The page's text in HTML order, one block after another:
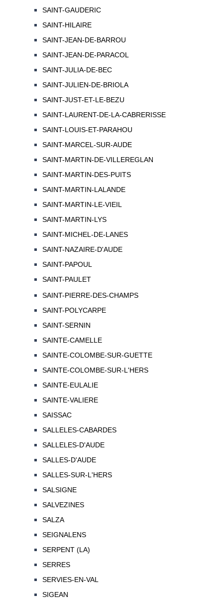
SAINT-GAUDERIC
SAINT-HILAIRE
SAINT-JEAN-DE-BARROU
SAINT-JEAN-DE-PARACOL
SAINT-JULIA-DE-BEC
SAINT-JULIEN-DE-BRIOLA
SAINT-JUST-ET-LE-BEZU
SAINT-LAURENT-DE-LA-CABRERISSE
SAINT-LOUIS-ET-PARAHOU
SAINT-MARCEL-SUR-AUDE
SAINT-MARTIN-DE-VILLEREGLAN
SAINT-MARTIN-DES-PUITS
SAINT-MARTIN-LALANDE
SAINT-MARTIN-LE-VIEIL
SAINT-MARTIN-LYS
SAINT-MICHEL-DE-LANES
SAINT-NAZAIRE-D'AUDE
SAINT-PAPOUL
SAINT-PAULET
SAINT-PIERRE-DES-CHAMPS
SAINT-POLYCARPE
SAINT-SERNIN
SAINTE-CAMELLE
SAINTE-COLOMBE-SUR-GUETTE
SAINTE-COLOMBE-SUR-L'HERS
SAINTE-EULALIE
SAINTE-VALIERE
SAISSAC
SALLELES-CABARDES
SALLELES-D'AUDE
SALLES-D'AUDE
SALLES-SUR-L'HERS
SALSIGNE
SALVEZINES
SALZA
SEIGNALENS
SERPENT (LA)
SERRES
SERVIES-EN-VAL
SIGEAN